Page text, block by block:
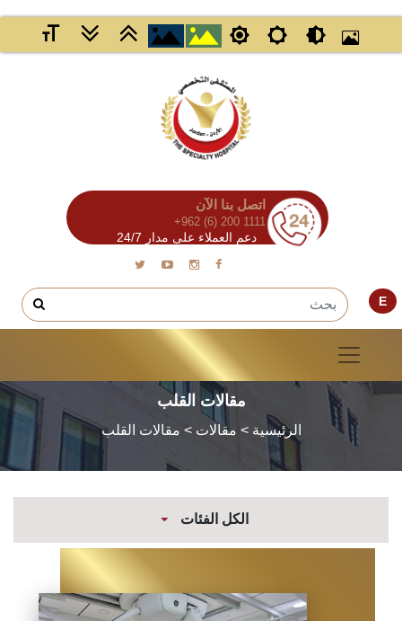
اتصل بنا الآن
+962 (6) 200 1111
دعم العملاء على مدار 24/7
E
مقالات القلب
الرئيسية > مقالات > مقالات القلب
الكل الفئات